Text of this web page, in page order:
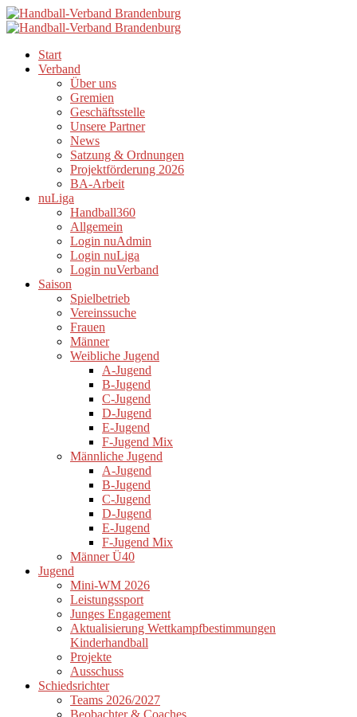
Start
Verband
Über uns
Gremien
Geschäftsstelle
Unsere Partner
News
Satzung & Ordnungen
Projektförderung 2026
BA-Arbeit
nuLiga
Handball360
Allgemein
Login nuAdmin
Login nuLiga
Login nuVerband
Saison
Spielbetrieb
Vereinssuche
Frauen
Männer
Weibliche Jugend
A-Jugend
B-Jugend
C-Jugend
D-Jugend
E-Jugend
F-Jugend Mix
Männliche Jugend
A-Jugend
B-Jugend
C-Jugend
D-Jugend
E-Jugend
F-Jugend Mix
Männer Ü40
Jugend
Mini-WM 2026
Leistungssport
Junges Engagement
Aktualisierung Wettkampfbestimmungen
Kinderhandball
Projekte
Ausschuss
Schiedsrichter
Teams 2026/2027
Beobachter & Coaches